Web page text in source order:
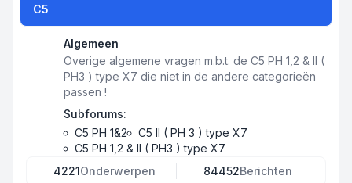
C5
Algemeen
Overige algemene vragen m.b.t. de C5 PH 1,2 & II (
PH3 ) type X7 die niet in de andere categorieën
passen !
Subforums:
C5 PH 1&2
C5 II ( PH 3 ) type X7
C5 PH 1,2 & II ( PH3 ) type X7
4221Onderwerpen 84452Berichten